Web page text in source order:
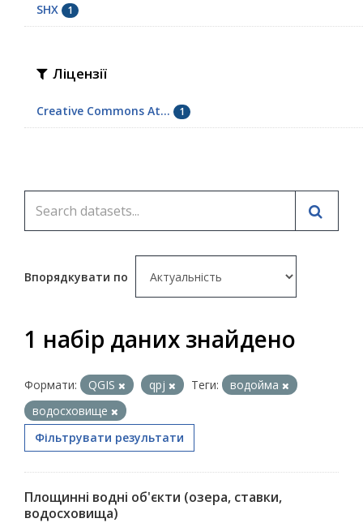
SHX 1
Ліцензії
Creative Commons At... 1
Впорядкувати по
1 набір даних знайдено
Формати: QGIS qpj Теги:
водойма
водосховище
Фільтрувати результати
Площинні водні об'єкти (озера, ставки,
водосховища)